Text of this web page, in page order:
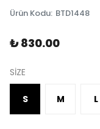
Ürün Kodu: BTD1448
₺ 830.00
SİZE
S M L